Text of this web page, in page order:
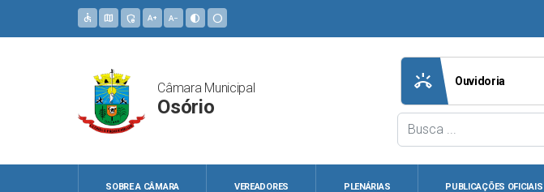
accessible map admin_panel_settings text_increase text_decrease contrast circle
Câmara Municipal
Osório
ring_volume Ouvidoria
SOBRE A CÂMARA VEREADORES PLENÁRIAS PUBLICAÇÕES OFICIAIS